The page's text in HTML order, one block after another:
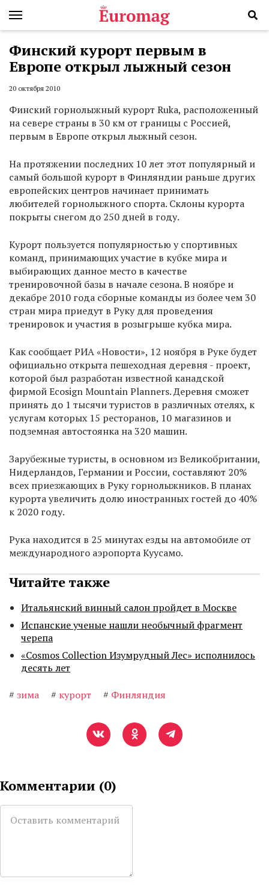
Финский курорт первым в
Европе открыл лыжный сезон
20 октября 2010
Финский горнолыжный курорт Ruka, расположенный
на севере страны в 30 км от границы с Россией,
первым в Европе открыл лыжный сезон.
На протяжении последних 10 лет этот популярный и
самый большой курорт в Финляндии раньше других
европейских центров начинает принимать
любителей горнолыжного спорта. Склоны курорта
покрыты снегом до 250 дней в году.
Курорт пользуется популярностью у спортивных
команд, принимающих участие в кубке мира и
выбирающих данное место в качестве
тренировочной базы в начале сезона. В ноябре и
декабре 2010 года сборные команды из более чем 30
стран мира приедут в Руку для проведения
тренировок и участия в розыгрыше кубка мира.
Как сообщает РИА «Новости», 12 ноября в Руке будет
официально открыта пешеходная деревня - проект,
которой был разработан известной канадской
фирмой Ecosign Mountain Planners. Деревня сможет
принять до 1 тысячи туристов в различных отелях, к
услугам которых 15 ресторанов, 10 магазинов и
подземная автостоянка на 320 машин.
Зарубежные туристы, в основном из Великобритании,
Нидерландов, Германии и России, составляют 20%
всех приезжающих в Руку горнолыжников. В планах
курорта увеличить долю иностранных гостей до 40%
к 2020 году.
Рука находится в 25 минутах езды на автомобиле от
международного аэропорта Куусамо.
Читайте также
Итальянский винный салон пройдет в Москве
Испанские ученые нашли необычный фрагмент
черепа
«Cosmos Collection Изумрудный Лес» исполнилось
десять лет
# зима # курорт # Финляндия
Комментарии (0)